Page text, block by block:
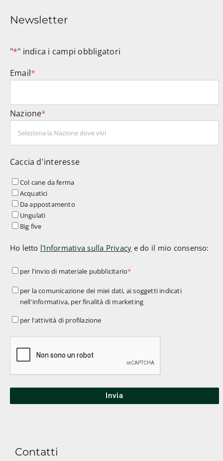
Newsletter
"*" indica i campi obbligatori
Email*
Nazione*
Caccia d'interesse
Col cane da ferma
Acquatici
Da appostamento
Ungulati
Big five
Ho letto l'Informativa sulla Privacy e do il mio consenso:
per
pubblicitario*
per l'invio di materiale pubblicitario*
per
comunicazione
di
per la comunicazione dei miei dati, ai soggetti indicati
nell'informativa, per finalità di marketing
per
di
profilazione
per l'attività di profilazione
Contatti